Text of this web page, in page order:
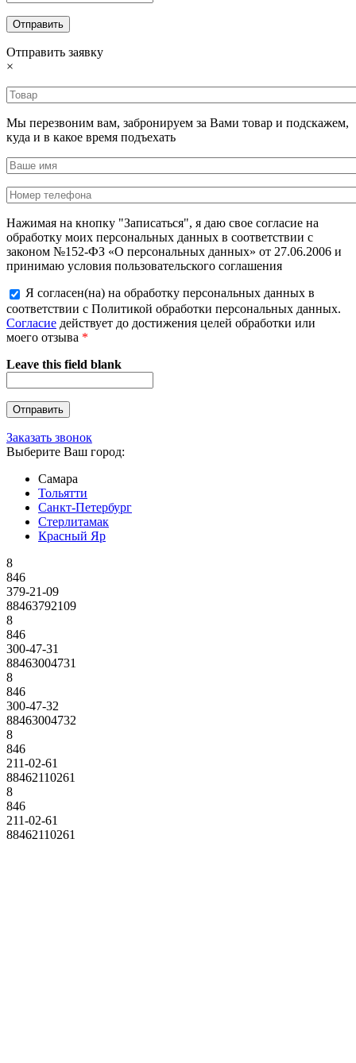
Отправить заявку
×
Мы перезвоним вам, забронируем за Вами товар и подскажем,
куда и в какое время подъехать
Нажимая на кнопку "Записаться", я даю свое согласие на
обработку моих персональных данных в соответствии с
законом №152-ФЗ «О персональных данных» от 27.06.2006 и
принимаю условия пользовательского соглашения
Я согласен(на) на обработку персональных данных в
соответствии с Политикой обработки персональных данных.
Согласие действует до достижения целей обработки или
моего отзыва *
Leave this field blank
Заказать звонок
Выберите Ваш город:
Самара
Тольятти
Санкт-Петербург
Стерлитамак
Красный Яр
8
846
379-21-09
88463792109
8
846
300-47-31
88463004731
8
846
300-47-32
88463004732
8
846
211-02-61
88462110261
8
846
211-02-61
88462110261